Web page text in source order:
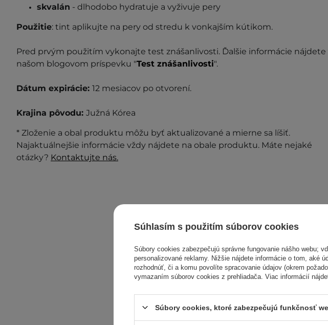
skvalán - dlhodobo hydratuje a vyživuje pery
Použitie: tint aplikujte na pery od stredu k vonkajším kútikom.
Pred prvým použitím vykonajte test znášanlivosti. Ďalšie informácie nájdete
našom blogovom príspevku "Test znášanlivosti".
Dátum expirácie: 12 mesiacov po otvorení.
Krajina pôvodu: Južná Kórea
* Zloženie a obal produktu môžu byť aktualizované a mierne sa líšiť.
Najaktuálnejšie informácie vždy nájdete na obale produktu. Máte nejaké
otázky? Kontaktujte nás.
Súhlasím s použitím súborov cookies
Súbory cookies zabezpečujú správne fungovanie nášho webu;
personalizované reklamy. Nižšie nájdete informácie o tom, aké
rozhodnúť, či a komu povolíte spracovanie údajov (okrem
vymazaním súborov cookies z prehliadača. Viac informácií
Súbory cookies, ktoré zabezpečujú funkčnosť